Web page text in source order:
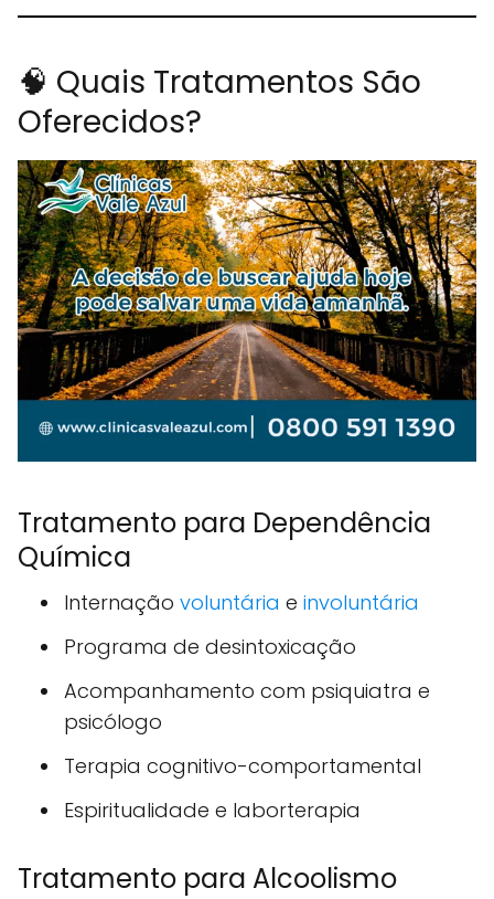
🧠 Quais Tratamentos São
Oferecidos?
Tratamento para Dependência
Química
Internação voluntária e involuntária
Programa de desintoxicação
Acompanhamento com psiquiatra e
psicólogo
Terapia cognitivo-comportamental
Espiritualidade e laborterapia
Tratamento para Alcoolismo